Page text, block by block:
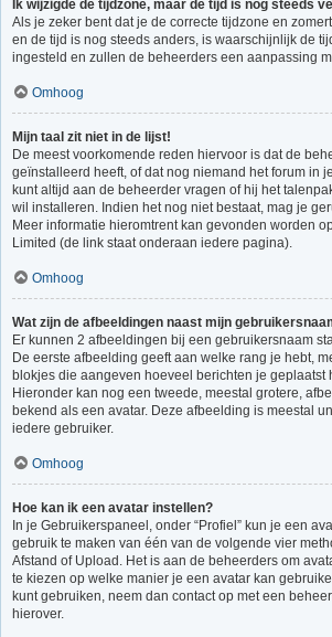
Ik wijzigde de tijdzone, maar de tijd is nog steeds
Als je zeker bent dat je de correcte tijdzone en
en de tijd is nog steeds anders, is waarschijnlijk de
ingesteld en zullen de beheerders een aanpassing
Omhoog
Mijn taal zit niet in de lijst!
De meest voorkomende reden hiervoor is dat de
geïnstalleerd heeft, of dat nog niemand het forum in
kunt altijd aan de beheerder vragen of hij het
wil installeren. Indien het nog niet bestaat, mag je
Meer informatie hieromtrent kan gevonden worden
Limited (de link staat onderaan iedere pagina).
Omhoog
Wat zijn de afbeeldingen naast mijn
Er kunnen 2 afbeeldingen bij een gebruikersnaam
De eerste afbeelding geeft aan welke rang je hebt,
blokjes die aangeven hoeveel berichten je geplaatst
Hieronder kan nog een tweede, meestal grotere,
bekend als een avatar. Deze afbeelding is meestal
iedere gebruiker.
Omhoog
Hoe kan ik een avatar instellen?
In je Gebruikerspaneel, onder “Profiel” kun je een
gebruik te maken van één van de volgende vier
Afstand of Upload. Het is aan de beheerders om
te kiezen op welke manier je een avatar kan
kunt gebruiken, neem dan contact op met een
hierover.